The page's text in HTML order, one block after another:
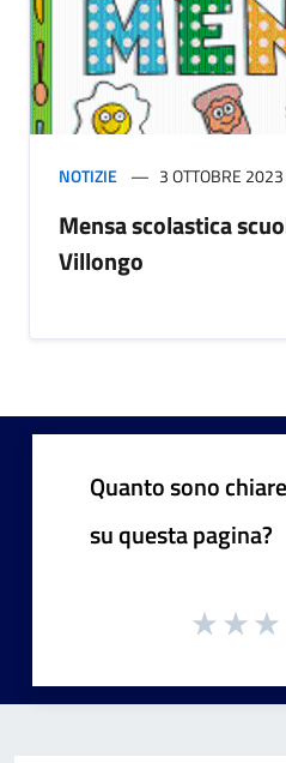
NOTIZIE 3 OTTOBRE 2023
Mensa scolastica
Villongo
Quanto sono
su questa pagina?